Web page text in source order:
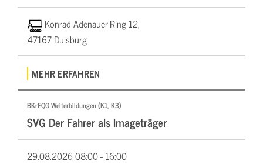
Konrad-Adenauer-Ring 12,
47167 Duisburg
MEHR ERFAHREN
BKrFQG Weiterbildungen (K1, K3)
SVG Der Fahrer als Imageträger
29.08.202608:00 - 16:00